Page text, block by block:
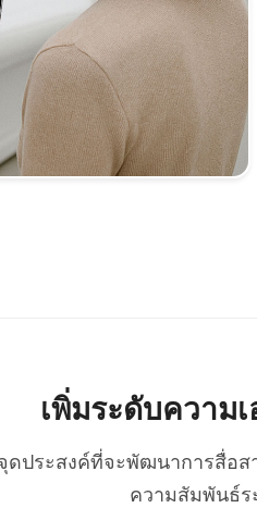
เพิ่มระดับความ
จุดประสงค์ที่จะพัฒนาการสื่
ความสัมพันธ์ร